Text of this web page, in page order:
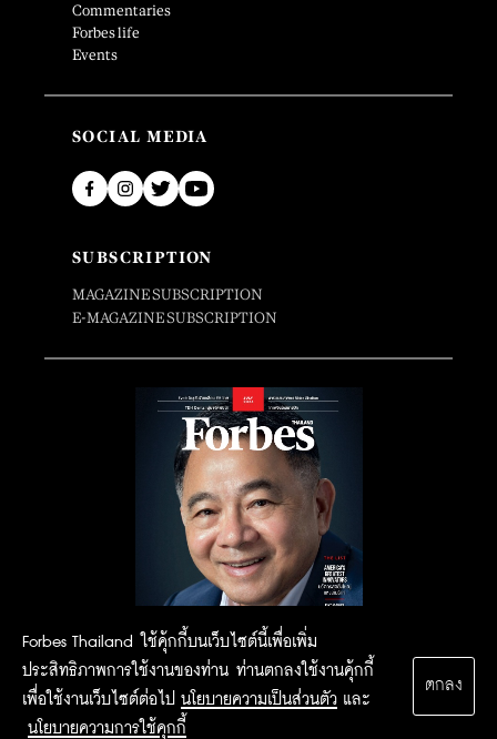
Forbes Thailand ใช้คุ้กกี้บนเว็บไซต์นี้เพื่อเพิ่ม
ประสิทธิภาพการใช้งานของท่าน ท่านตกลงใช้งานคุ้กกี้
เพื่อใช้งานเว็บไซต์ต่อไป นโยบายความเป็นส่วนตัว และ
นโยบายความการใช้คุกกี้
ตกลง
Commentaries
Forbes life
Events
SOCIAL MEDIA
SUBSCRIPTION
MAGAZINE SUBSCRIPTION
E-MAGAZINE SUBSCRIPTION